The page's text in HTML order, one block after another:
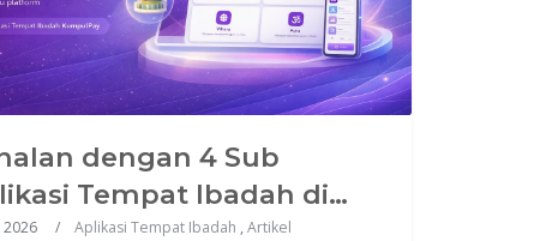
dengan 4 Sub
Tempat Ibadah di
2026 Aplikasi Tempat Ibadah , Artikel